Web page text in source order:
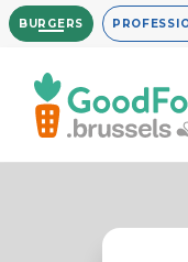
Overslaan
en
inhoud
gaan
BURGERS